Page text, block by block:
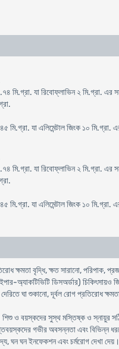
মি.গ্রা. যা রিবোফ্লাভিন ২ মি.গ্রা. এর
মি.গ্রা. যা এলিমেন্টাল জিংক ১০ মি.গ্রা.
মি.গ্রা. যা রিবোফ্লাভিন ২ মি.গ্রা. এর
মি.গ্রা. যা এলিমেন্টাল জিংক ১০ মি.গ্রা.
ক্ষমতা বৃদ্ধি, ক্ষত সারানো, পরিপাক,
অ্যাকটিভিটি ডিসঅর্ডার) চিকিৎসায়ও
ঘা শুকানো, দূর্বল রোগ প্রতিরোধ
ও বয়স্কদের সুস্থ মস্তিষ্ক ও স্নায়ুর
গভীর অবসন্নতা এবং বিভিন্ন
ঘন ঘন ইনফেকশন এবং চর্মরোগ দেখা দেয়।